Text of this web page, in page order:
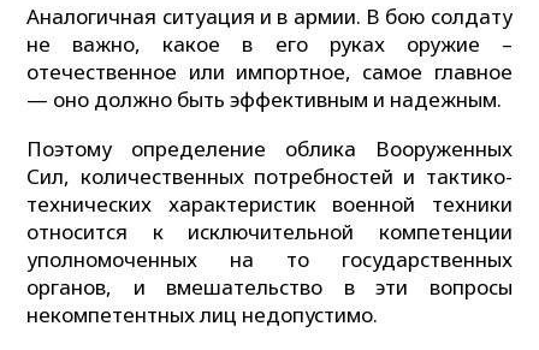
Аналогичная ситуация и в армии. В бою солдату
не важно, какое в его руках оружие –
отечественное или импортное, самое главное
— оно должно быть эффективным и надежным.
Поэтому определение облика Вооруженных
Сил, количественных потребностей и тактико-
технических характеристик военной техники
относится к исключительной компетенции
уполномоченных на то государственных
органов, и вмешательство в эти вопросы
некомпетентных лиц недопустимо.